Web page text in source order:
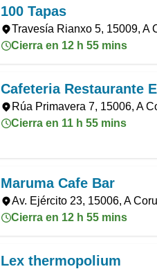
100 Tapas
Travesía Rianxo 5, 15009, A
Cierra en 12 h 55 mins
Cafeteria Restaurante
Rúa Primavera 7, 15006, A
Cierra en 11 h 55 mins
Maruma Cafe Bar
Av. Ejército 23, 15006, A
Cierra en 12 h 55 mins
Lex thermopolium